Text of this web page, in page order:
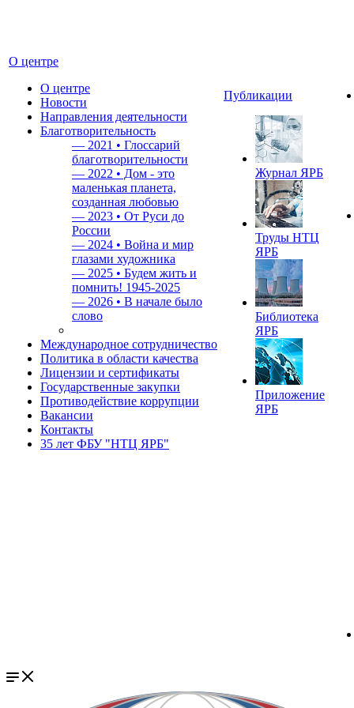
О центре
О центре
Новости
Направления деятельности
Благотворительность
— 2021 • Глоссарий
благотворительности
— 2022 • Дом - это
маленькая планета,
созданная любовью
— 2023 • От Руси до
России
— 2024 • Война и мир
глазами художника
— 2025 • Будем жить и
помнить! 1945-2025
— 2026 • В начале было
слово
Международное сотрудничество
Политика в области качества
Лицензии и сертификаты
Государственные закупки
Противодействие коррупции
Вакансии
Контакты
35 лет ФБУ "НТЦ ЯРБ"
Публикации
Журнал ЯРБ
Труды НТЦ
ЯРБ
Библиотека
ЯРБ
Приложение
ЯРБ